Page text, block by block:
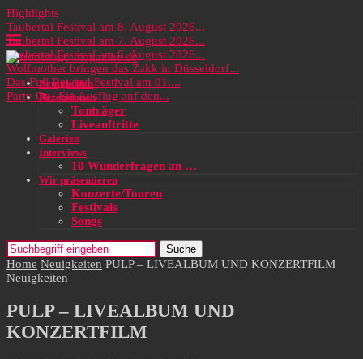
Highlights
Taubertal Festival am 8. August 2026...
Taubertal Festival am 7. August 2026...
Taubertal Festival am 6. August 2026...
Wolfmother bringen das Zakk in Düsseldorf...
Das Full Rewind Festival am 01....
Party On! Ein Ausflug auf den...
Neuigkeiten
Rezensionen
Tonträger
Liveauftritte
Galerien
Interviews
10 Wunderfragen an …
Wir präsentieren
Konzerte/Touren
Festivals
Songs
Suche
Home Neuigkeiten PULP – LIVEALBUM UND KONZERTFILM
Neuigkeiten
PULP – LIVEALBUM UND
KONZERTFILM